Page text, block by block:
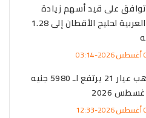
توافق على قيد أسهم زيادة
رأسمال العربية لحليج الأقطان إلى 1.28
سعر الذهب عيار 21 يرتفع لـ 5980 جنيه